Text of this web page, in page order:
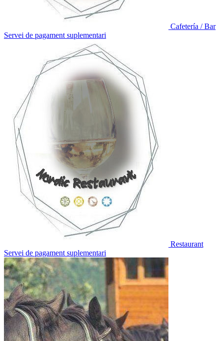
Cafetería / Bar
Servei de pagament suplementari
Restaurant
Servei de pagament suplementari